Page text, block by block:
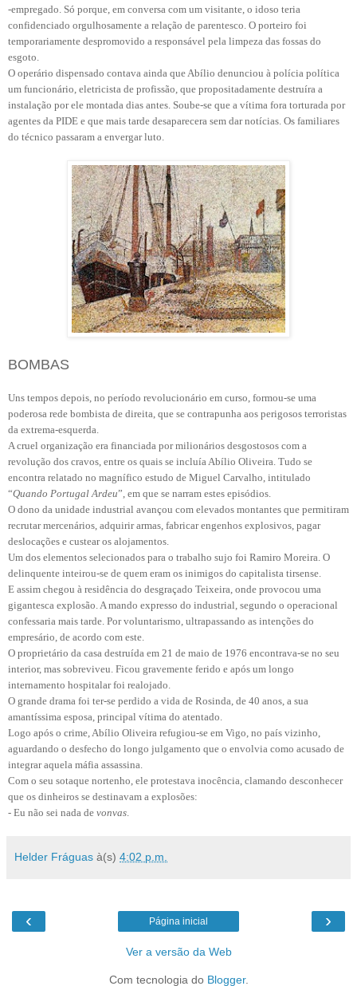
-empregado. Só porque, em conversa com um visitante, o idoso teria
confidenciado orgulhosamente a relação de parentesco. O porteiro foi
temporariamente despromovido a responsável pela limpeza das fossas do
esgoto.
O operário dispensado contava ainda que Abílio denunciou à polícia política
um funcionário, eletricista de profissão, que propositadamente destruíra a
instalação por ele montada dias antes. Soube-se que a vítima fora torturada por
agentes da PIDE e que mais tarde desaparecera sem dar notícias. Os familiares
do técnico passaram a envergar luto.
BOMBAS
Uns tempos depois, no período revolucionário em curso, formou-se uma
poderosa rede bombista de direita, que se contrapunha aos perigosos terroristas
da extrema-esquerda.
A cruel organização era financiada por milionários desgostosos com a
revolução dos cravos, entre os quais se incluía Abílio Oliveira. Tudo se
encontra relatado no magnífico estudo de Miguel Carvalho, intitulado
“Quando Portugal Ardeu”, em que se narram estes episódios.
O dono da unidade industrial avançou com elevados montantes que permitiram
recrutar mercenários, adquirir armas, fabricar engenhos explosivos, pagar
deslocações e custear os alojamentos.
Um dos elementos selecionados para o trabalho sujo foi Ramiro Moreira. O
delinquente inteirou-se de quem eram os inimigos do capitalista tirsense.
E assim chegou à residência do desgraçado Teixeira, onde provocou uma
gigantesca explosão. A mando expresso do industrial, segundo o operacional
confessaria mais tarde. Por voluntarismo, ultrapassando as intenções do
empresário, de acordo com este.
O proprietário da casa destruída em 21 de maio de 1976 encontrava-se no seu
interior, mas sobreviveu. Ficou gravemente ferido e após um longo
internamento hospitalar foi realojado.
O grande drama foi ter-se perdido a vida de Rosinda, de 40 anos, a sua
amantíssima esposa, principal vítima do atentado.
Logo após o crime, Abílio Oliveira refugiou-se em Vigo, no país vizinho,
aguardando o desfecho do longo julgamento que o envolvia como acusado de
integrar aquela máfia assassina.
Com o seu sotaque nortenho, ele protestava inocência, clamando desconhecer
que os dinheiros se destinavam a explosões:
- Eu não sei nada de vonvas
Helder Fráguas à(s) 4:02 p.m.
‹ ›
Página inicial
Ver a versão da Web
Com tecnologia do Blogger.